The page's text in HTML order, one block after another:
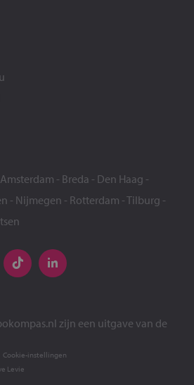
Amsterdam - Breda - Den Haag -
- Nijmegen - Rotterdam -Tilburg -
zijn een uitgave van de
Levie
Cookie-instellingen